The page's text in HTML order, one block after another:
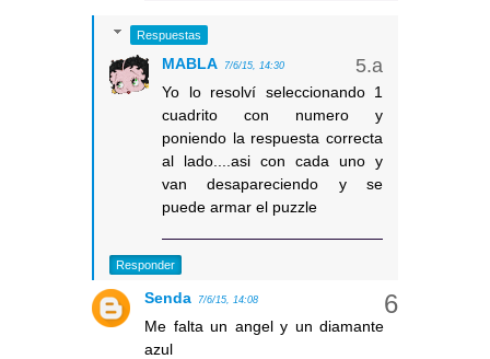
Respuestas
MABLA 7/6/15, 14:30
Yo lo resolví seleccionando 1
cuadrito con numero y
poniendo la respuesta correcta
al lado....asi con cada uno y
van desapareciendo y se
puede armar el puzzle
Responder
Senda 7/6/15, 14:08
Me falta un angel y un diamante
azul